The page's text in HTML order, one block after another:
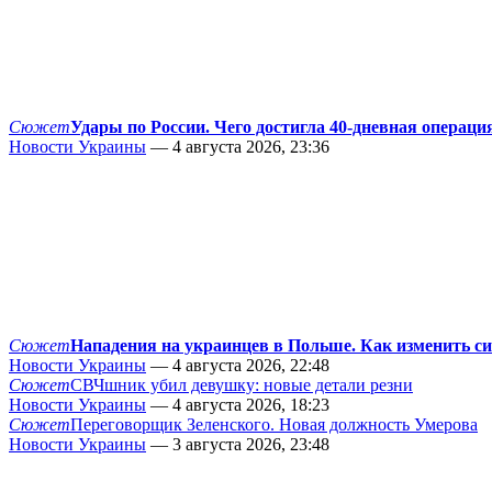
СюжетУдары по России. Чего достигла 40-дневная
Новости Украины — 4 августа 2026, 23:36
СюжетНападения на украинцев в Польше. Как изменить
Новости Украины — 4 августа 2026, 22:48
СюжетСВЧшник убил девушку: новые детали резни
Новости Украины — 4 августа 2026, 18:23
СюжетПереговорщик Зеленского. Новая должность Умерова
Новости Украины — 3 августа 2026, 23:48